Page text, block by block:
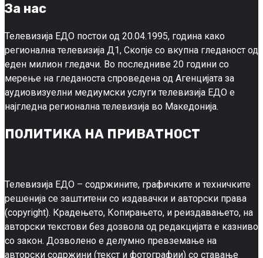
За нас
Телевизија ЕДО постои од 20.04.1995, година како
регионална телевизија Д1, Скопје со вкупна гледаност од
еден милион гледачи. Во последниве 20 години со
мерење на гледаноста спроведена од Агенцијата за
аудиовизуелни медиумски услуги телевизија ЕДО е
најгледна регионална телевизија во Македонија.
ПОЛИТИКА НА ПРИВАТНОСТ
Телевизија ЕДО – содржините, графичките и техничките
решенија се заштитени со издавачки и авторски права
(copyright). Крадењето, Копирањето, и реиздавањето, на
авторски текстови без дозвола од редакцијата е казниво
со закон. Дозволено е делумно превземање на
авторски содржини (текст и фотографии) со ставање